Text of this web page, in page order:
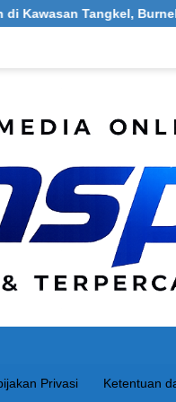
Burneh, Bangkalan:
Privasi Ketentuan